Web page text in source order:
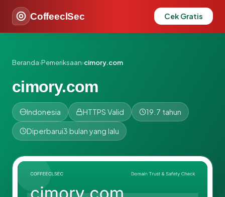
CoffeeclSec Cek Gratis
Beranda›Pemeriksaan›cimory.com
cimory.com
Indonesia HTTPS Valid 19.7 tahun
Diperbarui3 bulan yang lalu